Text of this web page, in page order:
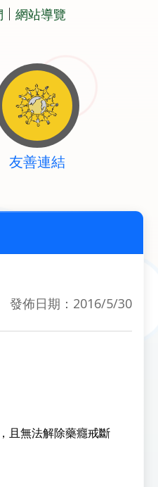
網站導覽
友善連結
發佈日期：2016/5/30
且無法解除藥癮戒斷